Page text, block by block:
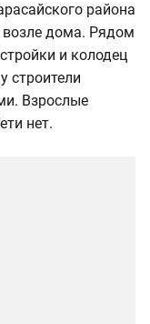
района
возле дома. Рядом
и колодец
строители
Взрослые
нет.